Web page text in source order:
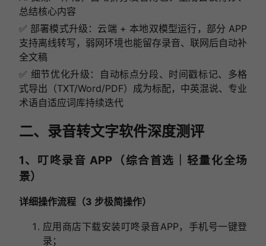
总结核心内容
✅ 部署模式升级：云端 + 本地双模型运行，部分 APP
支持离线转写，弱网环境也能留存录音、联网后自动补
全文稿
✅ 细节优化升级：自动标点分段、时间戳标记、多格
式导出（TXT/Word/PDF）成为标配，中英混说、专业
术语自适应词库持续迭代
二、录音转文字软件深度测评
1、叮咚录音 APP（综合首选｜轻量化全场
景）
详细操作流程（3 步极简操作）
应用商店下载安装叮咚录音APP，手机号一键登
录；